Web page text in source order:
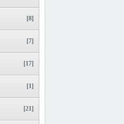
[8]
[7]
[17]
[1]
[21]